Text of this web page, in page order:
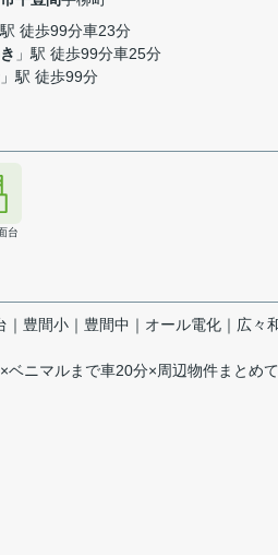
駅 徒歩99分車23分
」駅 徒歩99分車25分
」駅 徒歩99分
台
｜豊間小｜豊間中｜オール電化｜広々
ベニマルまで車20分×周辺物件まとめて